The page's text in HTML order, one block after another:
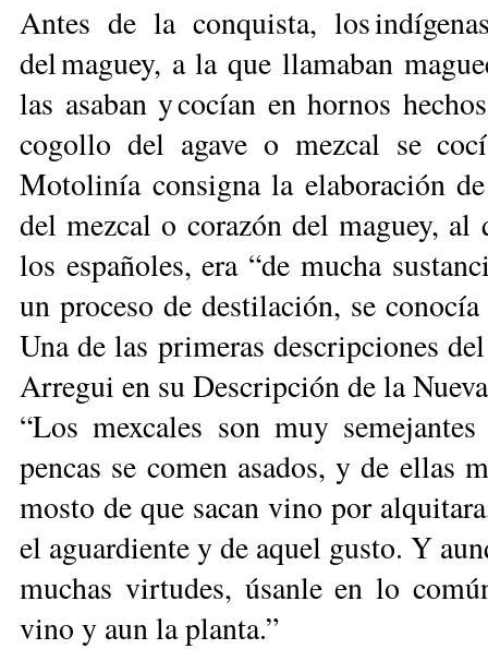
Antes de la conquista, los
del maguey, a la que llamaban
las asaban y cocían en hornos
cogollo del agave o mezcal se
Motolinía consigna la elaboración
del mezcal o corazón del maguey,
los españoles, era “de mucha
un proceso de destilación, se
Una de las primeras descripciones
Arregui en su Descripción de la
“Los mexcales son muy
pencas se comen asados, y de ellas
mosto de que sacan vino por
el aguardiente y de aquel gusto. Y
muchas virtudes, úsanle en lo
vino y aun la planta.”